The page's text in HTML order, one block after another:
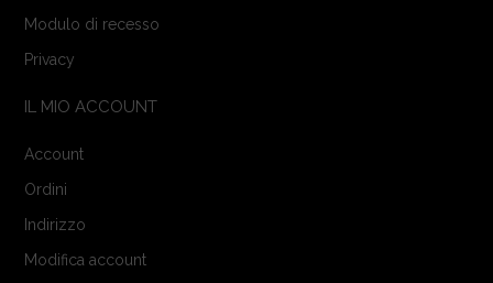
Modulo di recesso
Privacy
IL MIO ACCOUNT
Account
Ordini
Indirizzo
Modifica account